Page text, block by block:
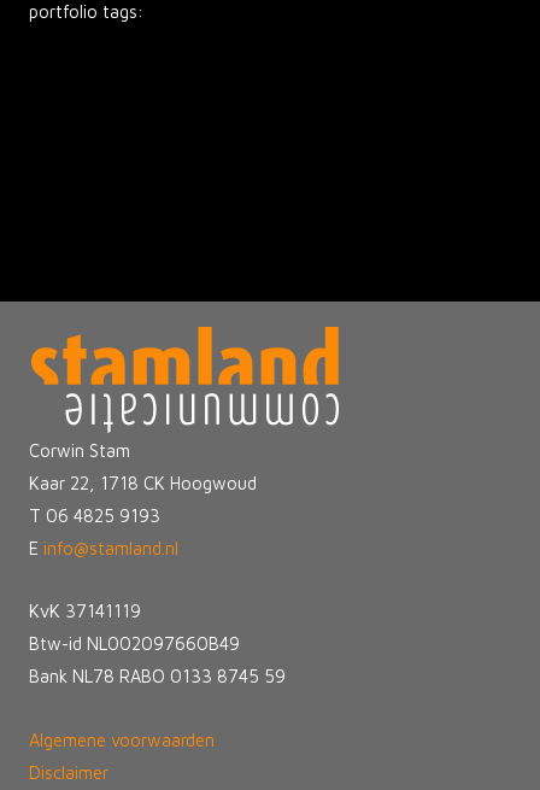
portfolio tags:
Corwin Stam
Kaar 22, 1718 CK Hoogwoud
T 06 4825 9193
E info@stamland.nl
KvK 37141119
Btw-id NL002097660B49
Bank NL78 RABO 0133 8745 59
Algemene voorwaarden
Disclaimer